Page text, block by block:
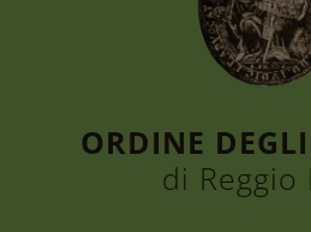
ORDINE
di Reggio